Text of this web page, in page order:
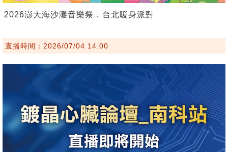
2026澎大海沙灘音樂祭．台北暖身派對
直播時間：2026/07/04 14:00